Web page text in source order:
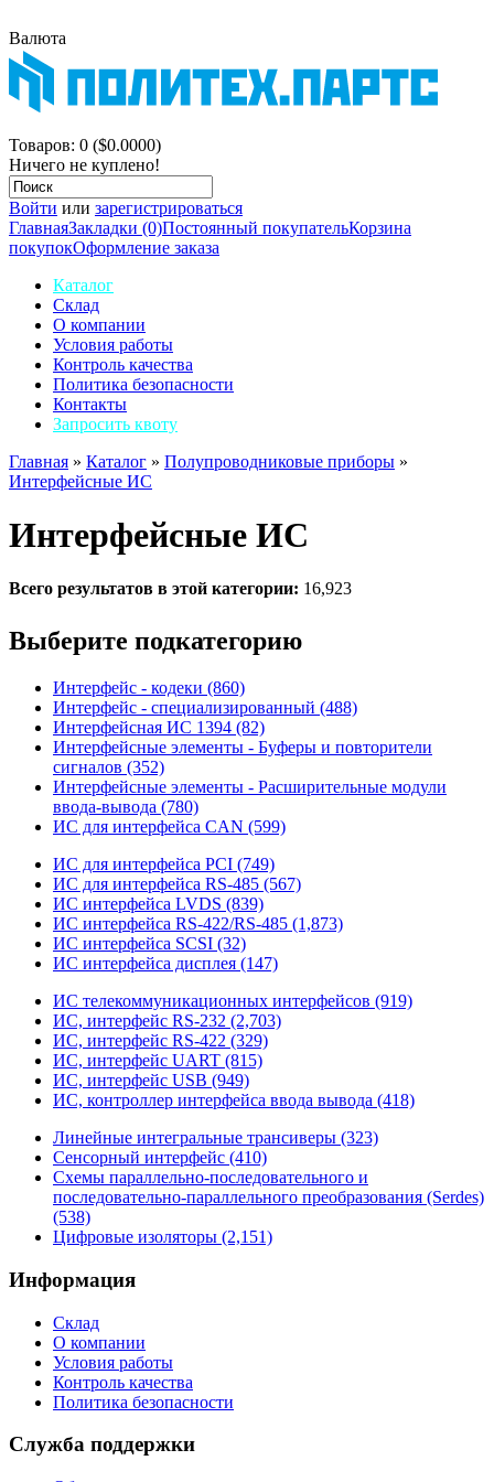
Валюта
$ р.
Корзина покупок
Товаров: 0 ($0.0000)
Ничего не куплено!
Войти или зарегистрироваться
ГлавнаяЗакладки (0)Постоянный покупательКорзина
покупокОформление заказа
Каталог
Склад
О компании
Условия работы
Контроль качества
Политика безопасности
Контакты
Запросить квоту
Главная » Каталог » Полупроводниковые приборы »
Интерфейсные ИС
Интерфейсные ИС
Всего результатов в этой категории: 16,923
Выберите подкатегорию
Интерфейс - кодеки (860)
Интерфейс - специализированный (488)
Интерфейсная ИС 1394 (82)
Интерфейсные элементы - Буферы и повторители
сигналов (352)
Интерфейсные элементы - Расширительные модули
ввода-вывода (780)
ИС для интерфейса CAN (599)
ИС для интерфейса PCI (749)
ИС для интерфейса RS-485 (567)
ИС интерфейса LVDS (839)
ИС интерфейса RS-422/RS-485 (1,873)
ИС интерфейса SCSI (32)
ИС интерфейса дисплея (147)
ИС телекоммуникационных интерфейсов (919)
ИС, интерфейс RS-232 (2,703)
ИС, интерфейс RS-422 (329)
ИС, интерфейс UART (815)
ИС, интерфейс USB (949)
ИС, контроллер интерфейса ввода вывода (418)
Линейные интегральные трансиверы (323)
Сенсорный интерфейс (410)
Схемы параллельно-последовательного и
последовательно-параллельного преобразования (Serdes)
(538)
Цифровые изоляторы (2,151)
Информация
Склад
О компании
Условия работы
Контроль качества
Политика безопасности
Служба поддержки